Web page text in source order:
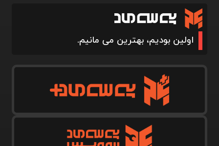
اولین بودیم، بهترین می مانیم.